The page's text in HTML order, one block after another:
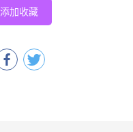
添加收藏